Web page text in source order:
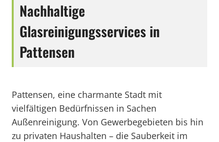
Nachhaltige
Glasreinigungsservices in
Pattensen
Pattensen, eine charmante Stadt mit
vielfältigen Bedürfnissen in Sachen
Außenreinigung. Von Gewerbegebieten bis hin
zu privaten Haushalten – die Sauberkeit im